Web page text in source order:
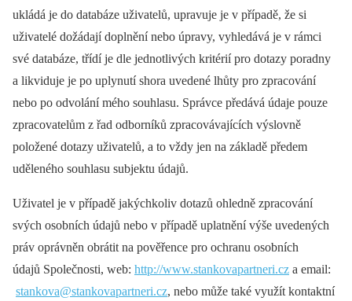
ukládá je do databáze uživatelů, upravuje je v případě, že si
uživatelé dožádají doplnění nebo úpravy, vyhledává je v rámci
své databáze, třídí je dle jednotlivých kritérií pro dotazy poradny
a likviduje je po uplynutí shora uvedené lhůty pro zpracování
nebo po odvolání mého souhlasu. Správce předává údaje pouze
zpracovatelům z řad odborníků zpracovávajících výslovně
položené dotazy uživatelů, a to vždy jen na základě předem
uděleného souhlasu subjektu údajů.
Uživatel je v případě jakýchkoliv dotazů ohledně zpracování
svých osobních údajů nebo v případě uplatnění výše uvedených
práv oprávněn obrátit na pověřence pro ochranu osobních
údajů Společnosti, web: http://www.stankovapartneri.cz a email:
stankova@stankovapartneri.cz, nebo může také využít kontaktní